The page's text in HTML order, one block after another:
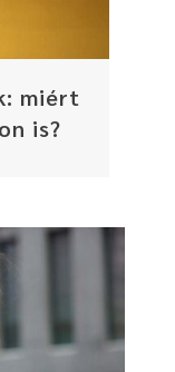
miért
is?